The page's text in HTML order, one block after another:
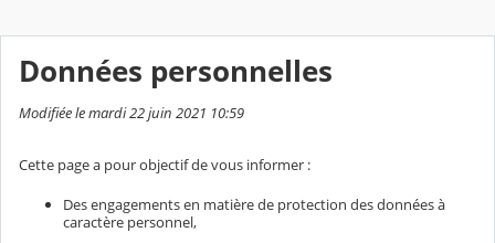
Données personnelles
Modifiée le mardi 22 juin 2021 10:59
Cette page a pour objectif de vous informer :
Des engagements en matière de protection des données à
caractère personnel,